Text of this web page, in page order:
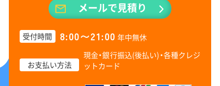
メールで見積り
受付時間 8:00〜21:00 年中無休
お支払い方法
現金・銀行振込(後払い)・各種クレジ
ットカード